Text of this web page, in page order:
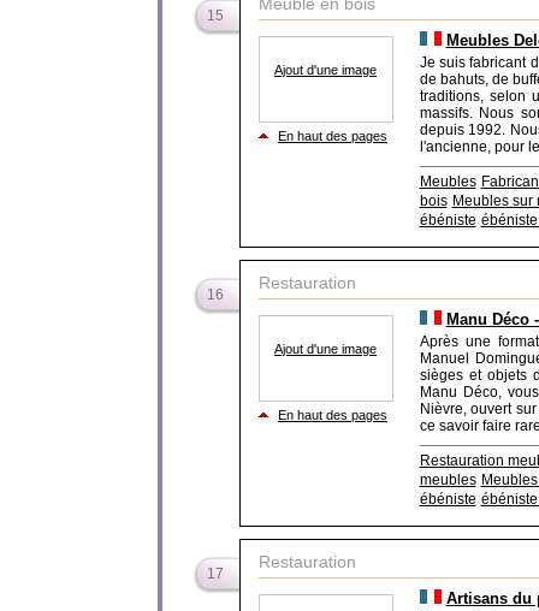
15
Ajout d'une image
En haut des pages
Meubles
Je suis fabricant
de bahuts, de
traditions, selon
massifs. Nous
depuis 1992.
l'ancienne, pour
Meubles
bois Meubles sur
ébéniste
16
Restauration
Ajout d'une image
En haut des pages
Manu Déco
Après une
Manuel
sièges et objets
Manu Déco,
Nièvre, ouvert
ce savoir faire
Restauration
meubles
ébéniste
17
Restauration
Artisans du